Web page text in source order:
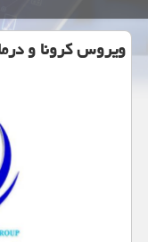
ویروس كرونا و